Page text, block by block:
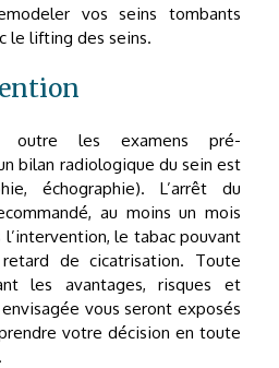
vos seins tombants
le lifting des seins.
outre les examens pré-
bilan radiologique du sein est
échographie). L’arrêt du
au moins un mois
le tabac pouvant
de cicatrisation. Toute
les avantages, risques et
vous seront exposés
votre décision en toute